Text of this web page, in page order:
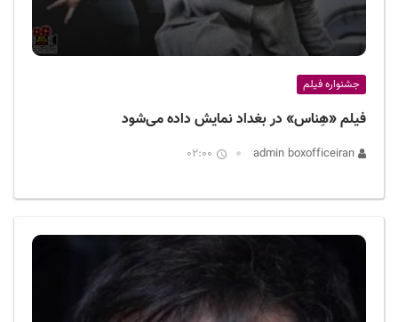
جشنواره فیلم
فیلم «هِناس» در بغداد نمایش داده می‌شود
02:00